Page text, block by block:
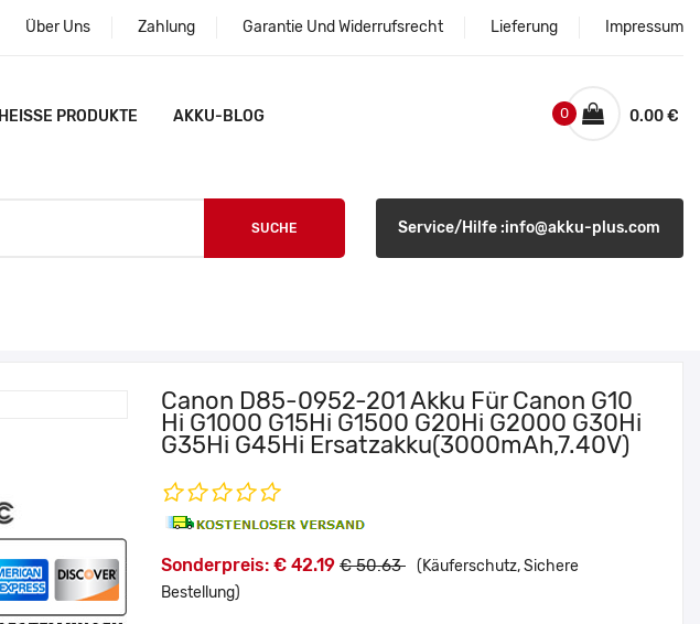
Über Uns Zahlung Garantie Und Widerrufsrecht Lieferung Impressum
HEISSE PRODUKTE AKKU-BLOG 0.00 €
0
SUCHE Service/Hilfe :info@akku-plus.com
Canon D85-0952-201 Akku Für Canon G10
Hi G1000 G15Hi G1500 G20Hi G2000 G30Hi
G35Hi G45Hi Ersatzakku(3000mAh,7.40V)
Sonderpreis: € 42.19 € 50.63 (Käuferschutz, Sichere
Bestellung)